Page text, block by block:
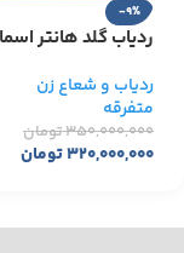
-9%
ردیاب گلد هانتر
ردیاب و شعاع زن
متفرقه
۳۵۰,۰۰۰,۰۰۰تومان
۳۲۰,۰۰۰,۰۰۰تومان